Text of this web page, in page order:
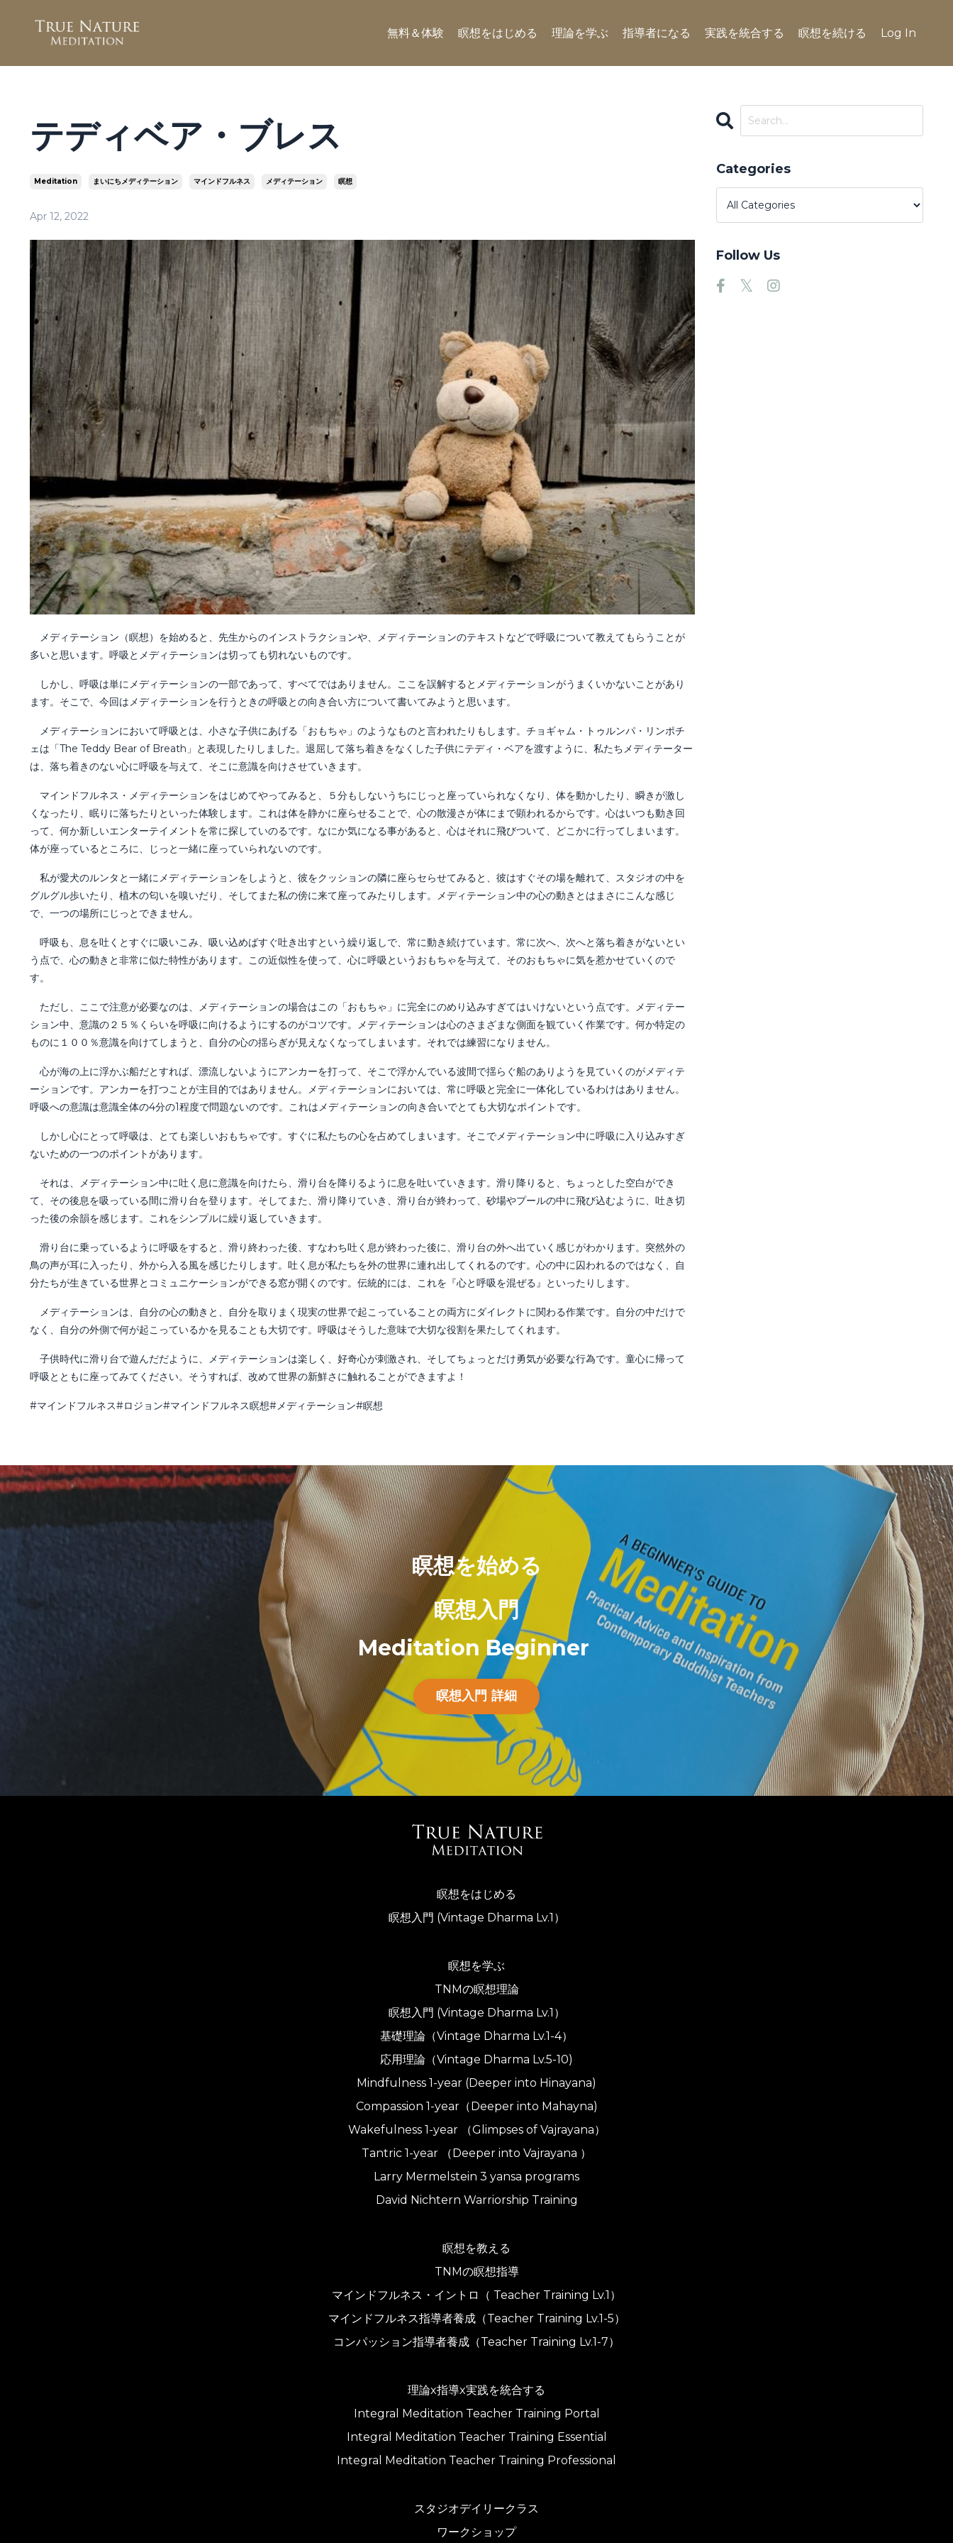
無料＆体験 瞑想をはじめる 理論を学ぶ 指導者になる 実践を統合する 瞑想を続ける Log In
テディベア・ブレス
Meditation まいにちメディテーション マインドフルネス メディテーション 瞑想
Apr 12, 2022
メディテーション（瞑想）を始めると、先生からのインストラクションや、メディテーションのテキストなどで呼吸について教えてもらうことが
多いと思います。呼吸とメディテーションは切っても切れないものです。
しかし、呼吸は単にメディテーションの一部であって、すべてではありません。ここを誤解するとメディテーションがうまくいかないことがあり
ます。そこで、今回はメディテーションを行うときの呼吸との向き合い方について書いてみようと思います。
メディテーションにおいて呼吸とは、小さな子供にあげる「おもちゃ」のようなものと言われたりもします。チョギャム・トゥルンパ・リンポチ
ェは「The Teddy Bear of Breath」と表現したりしました。退屈して落ち着きをなくした子供にテディ・ベアを渡すように、私たちメディテーター
は、落ち着きのない心に呼吸を与えて、そこに意識を向けさせていきます。
マインドフルネス・メディテーションをはじめてやってみると、５分もしないうちにじっと座っていられなくなり、体を動かしたり、瞬きが激し
くなったり、眠りに落ちたりといった体験します。これは体を静かに座らせることで、心の散漫さが体にまで顕われるからです。心はいつも動き回
って、何か新しいエンターテイメントを常に探していのるです。なにか気になる事があると、心はそれに飛びついて、どこかに行ってしまいます。
体が座っているところに、じっと一緒に座っていられないのです。
私が愛犬のルンタと一緒にメディテーションをしようと、彼をクッションの隣に座らセらせてみると、彼はすぐその場を離れて、スタジオの中を
グルグル歩いたり、植木の匂いを嗅いだり、そしてまた私の傍に来て座ってみたりします。メディテーション中の心の動きとはまさにこんな感じ
で、一つの場所にじっとできません。
呼吸も、息を吐くとすぐに吸いこみ、吸い込めばすぐ吐き出すという繰り返しで、常に動き続けています。常に次へ、次へと落ち着きがないとい
う点で、心の動きと非常に似た特性があります。この近似性を使って、心に呼吸というおもちゃを与えて、そのおもちゃに気を惹かせていくので
す。
ただし、ここで注意が必要なのは、メディテーションの場合はこの「おもちゃ」に完全にのめり込みすぎてはいけないという点です。メディテー
ション中、意識の２５％くらいを呼吸に向けるようにするのがコツです。メディテーションは心のさまざまな側面を観ていく作業です。何か特定の
ものに１００％意識を向けてしまうと、自分の心の揺らぎが見えなくなってしまいます。それでは練習になりません。
心が海の上に浮かぶ船だとすれば、漂流しないようにアンカーを打って、そこで浮かんでいる波間で揺らぐ船のありようを見ていくのがメディテ
ーションです。アンカーを打つことが主目的ではありません。メディテーションにおいては、常に呼吸と完全に一体化しているわけはありません。
呼吸への意識は意識全体の4分の1程度で問題ないのです。これはメディテーションの向き合いでとても大切なポイントです。
しかし心にとって呼吸は、とても楽しいおもちゃです。すぐに私たちの心を占めてしまいます。そこでメディテーション中に呼吸に入り込みすぎ
ないための一つのポイントがあります。
それは、メディテーション中に吐く息に意識を向けたら、滑り台を降りるように息を吐いていきます。滑り降りると、ちょっとした空白ができ
て、その後息を吸っている間に滑り台を登ります。そしてまた、滑り降りていき、滑り台が終わって、砂場やプールの中に飛び込むように、吐き切
った後の余韻を感じます。これをシンプルに繰り返していきます。
滑り台に乗っているように呼吸をすると、滑り終わった後、すなわち吐く息が終わった後に、滑り台の外へ出ていく感じがわかります。突然外の
鳥の声が耳に入ったり、外から入る風を感じたりします。吐く息が私たちを外の世界に連れ出してくれるのです。心の中に囚われるのではなく、自
分たちが生きている世界とコミュニケーションができる窓が開くのです。伝統的には、これを『心と呼吸を混ぜる』といったりします。
メディテーションは、自分の心の動きと、自分を取りまく現実の世界で起こっていることの両方にダイレクトに関わる作業です。自分の中だけで
なく、自分の外側で何が起こっているかを見ることも大切です。呼吸はそうした意味で大切な役割を果たしてくれます。
子供時代に滑り台で遊んだだように、メディテーションは楽しく、好奇心が刺激され、そしてちょっとだけ勇気が必要な行為です。童心に帰って
呼吸とともに座ってみてください。そうすれば、改めて世界の新鮮さに触れることができますよ！
#マインドフルネス#ロジョン#マインドフルネス瞑想#メディテーション#瞑想
Categories
Follow Us
瞑想を始める
瞑想入門
Meditation Beginner
瞑想入門 詳細
瞑想をはじめる
瞑想入門 (Vintage Dharma Lv.1）
瞑想を学ぶ
TNMの瞑想理論
瞑想入門 (Vintage Dharma Lv.1）
基礎理論（Vintage Dharma Lv.1-4）
応用理論（Vintage Dharma Lv.5-10)
Mindfulness 1-year (Deeper into Hinayana)
Compassion 1-year（Deeper into Mahayna)
Wakefulness 1-year （Glimpses of Vajrayana）
Tantric 1-year （Deeper into Vajrayana ）
Larry Mermelstein 3 yansa programs
David Nichtern Warriorship Training
瞑想を教える
TNMの瞑想指導
マインドフルネス・イントロ（ Teacher Training Lv.1）
マインドフルネス指導者養成（Teacher Training Lv.1-5）
コンパッション指導者養成（Teacher Training Lv.1-7）
理論x指導x実践を統合する
Integral Meditation Teacher Training Portal
Integral Meditation Teacher Training Essential
Integral Meditation Teacher Training Professional
スタジオデイリークラス
ワークショップ